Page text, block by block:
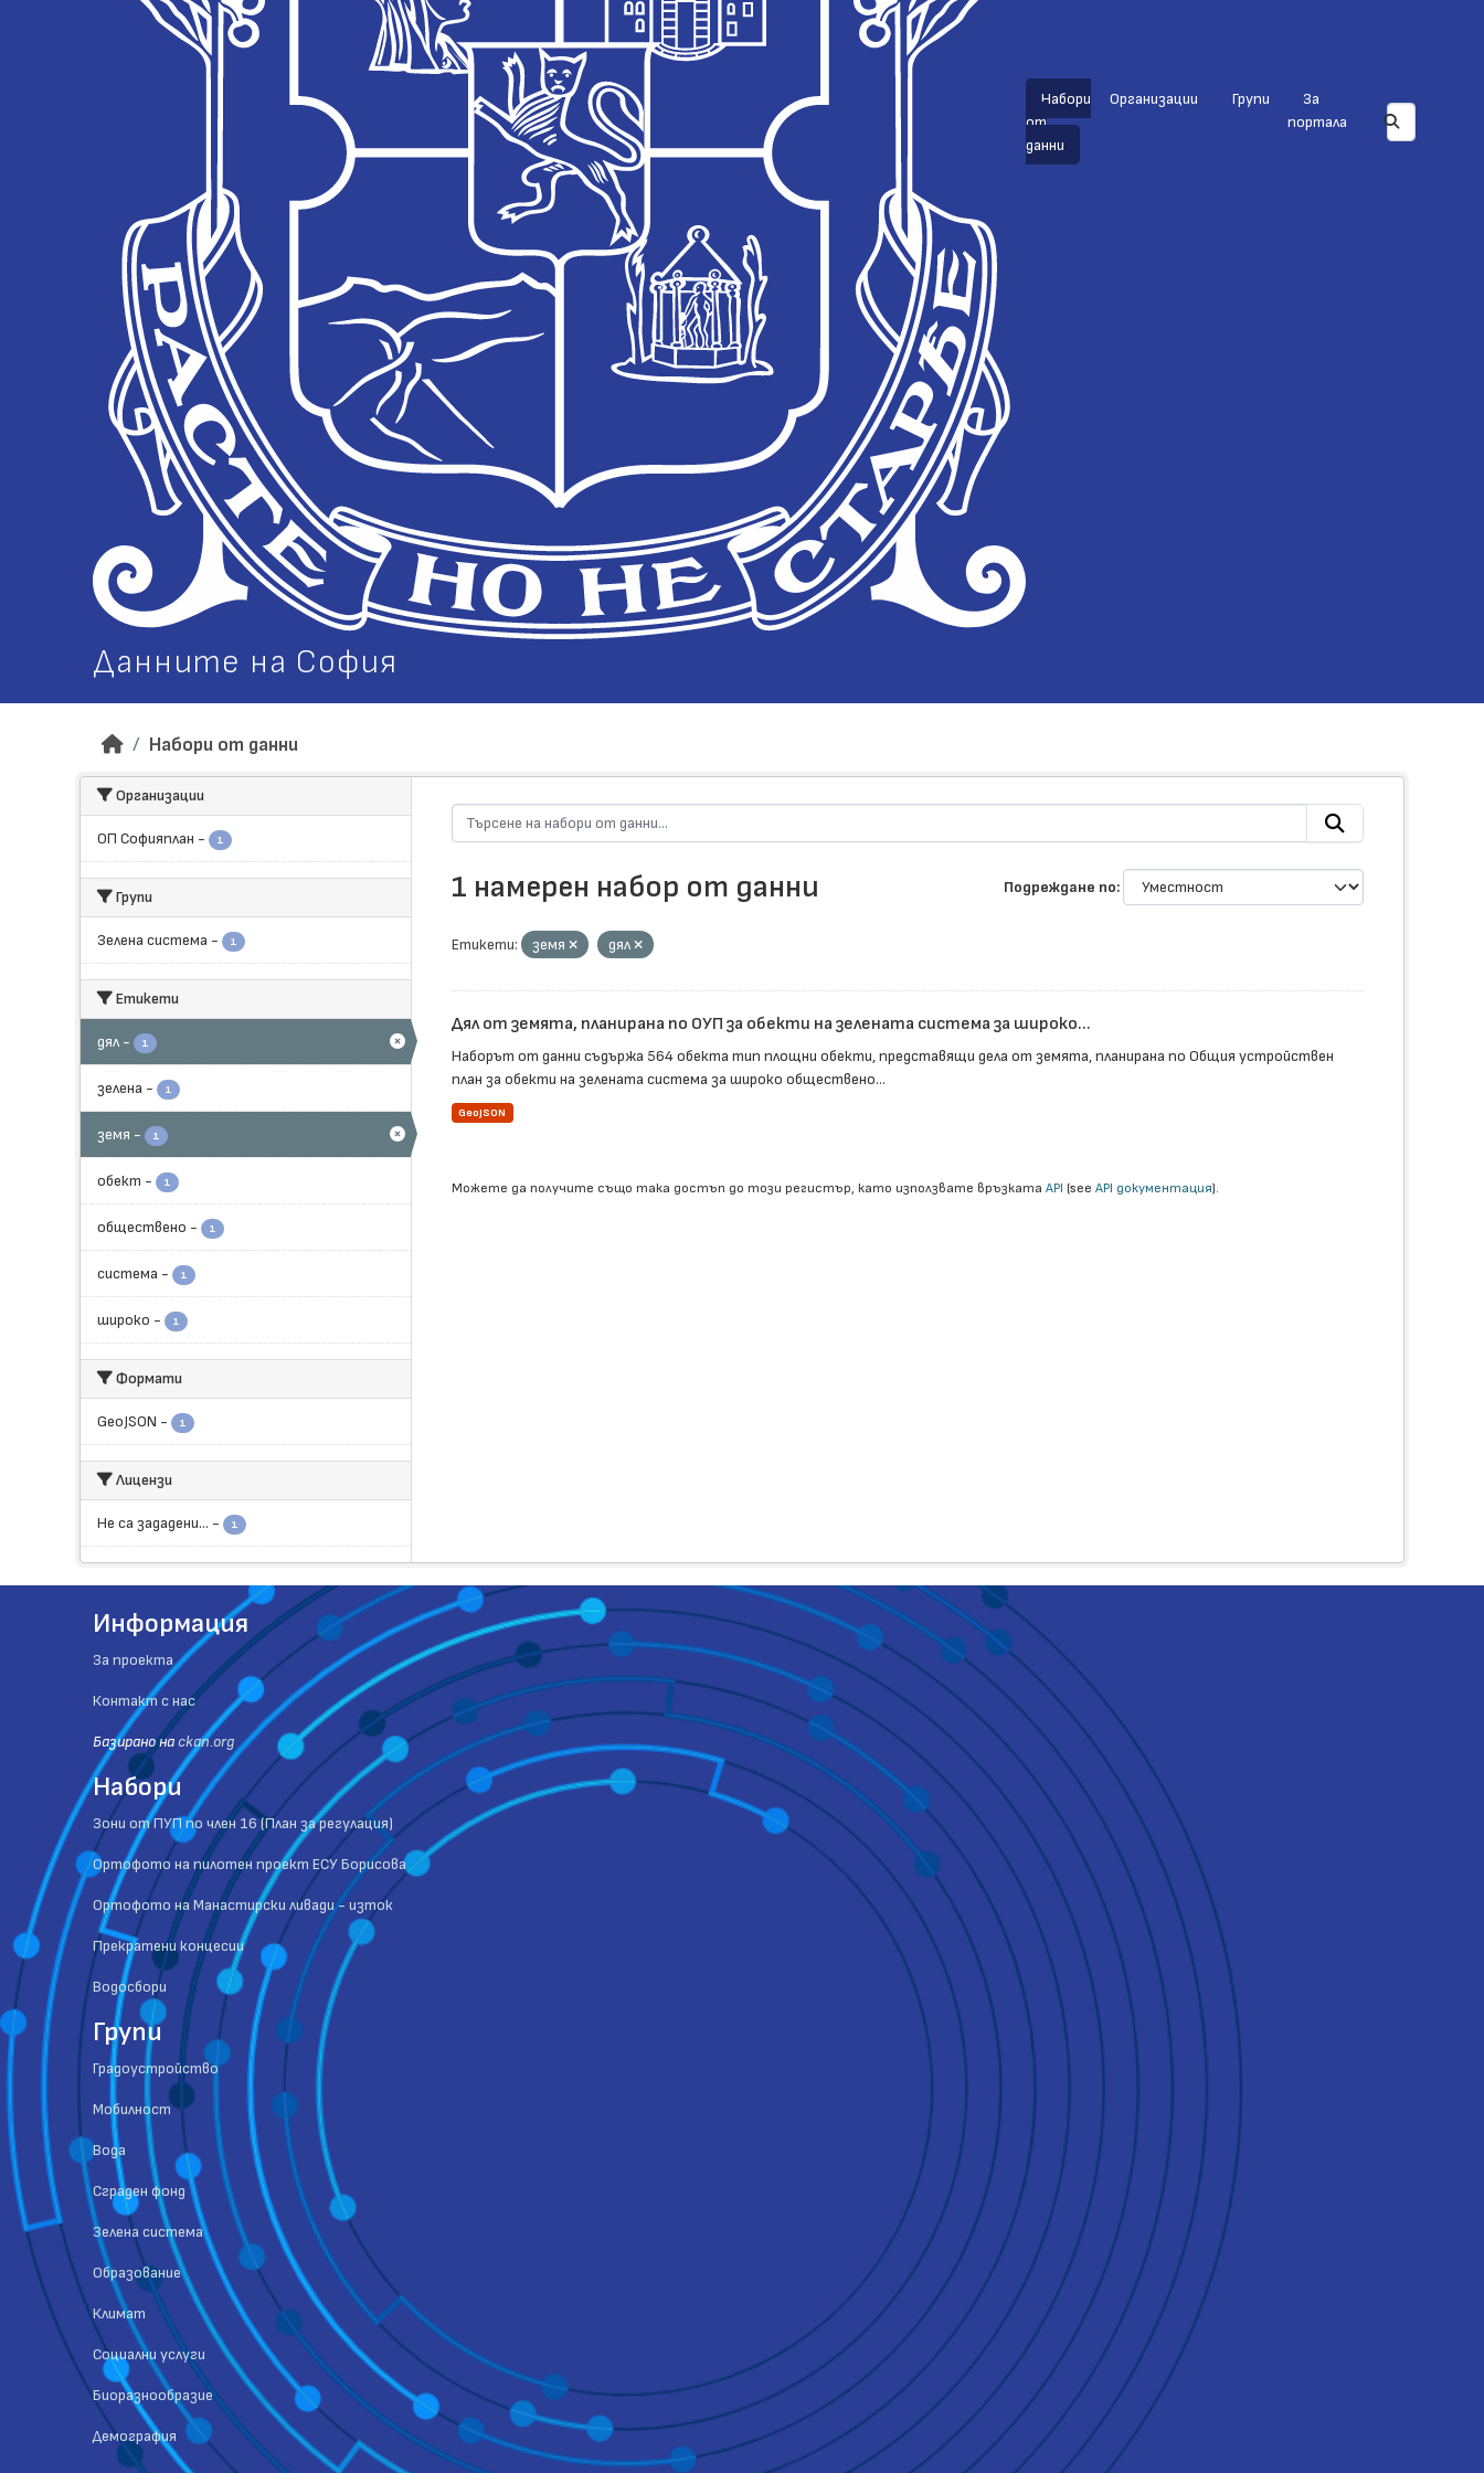
Данните на София
Набори
от
данни
Организации Групи
За
портала
Набори от данни
Организации
ОП Софияплан - 1
Групи
Зелена система - 1
Етикети
дял - 1
зелена - 1
земя - 1
обект - 1
обществено - 1
система - 1
широко - 1
Формати
GeoJSON - 1
Лицензи
Не са зададени... - 1
Подреждане по
1 намерен набор от данни
Етикети: земя дял
Дял от земята, планирана по ОУП за обекти на зелената система за широко...
Наборът от данни съдържа 564 обекта тип площни обекти, представящи дела от земята, планирана по Общия устройствен
план за обекти на зелената система за широко обществено...
GeoJSON
Можете да получите също така достъп до този регистър, като използвате връзката API (see API документация).
Информация
За проекта
Контакт с нас
Базиранo на ckan.org
Набори
Зони от ПУП по член 16 (План за регулация)
Ортофото на пилотен проект ЕСУ Борисова
Ортофото на Манастирски ливади - изток
Прекратени концесии
Водосбори
Групи
Градоустройство
Мобилност
Вода
Сграден фонд
Зелена система
Образование
Климат
Социални услуги
Биоразнообразие
Демография